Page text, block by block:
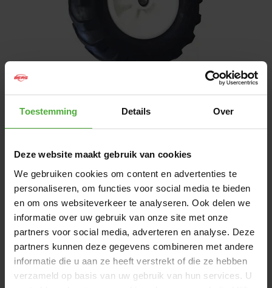
Toestemming Details Over
Deze website maakt gebruik van cookies
We gebruiken cookies om content en advertenties te
personaliseren, om functies voor social media te bieden
en om ons websiteverkeer te analyseren. Ook delen we
informatie over uw gebruik van onze site met onze
partners voor social media, adverteren en analyse. Deze
partners kunnen deze gegevens combineren met andere
informatie die u aan ze heeft verstrekt of die ze hebben
verzameld op basis van uw gebruik van hun services. U
1/ 1
119,-
Heti saatavilla
LISÄÄ OSTOSKORIIN
Ilmainen toimitus alkaen 50 €
Tänään tilattu, lähetetään seuraavana
arkipäivänä (Milloin saapuu?)
Asiakkaidemme antama erinomainen arvio:
9,2/10